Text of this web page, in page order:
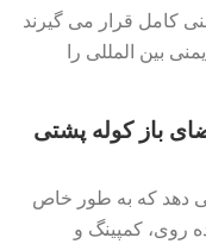
کامل قرار می گیرند
بین المللی را
باز کوله پشتی
می دهد که به طور خاص
روی، کمپینگ و